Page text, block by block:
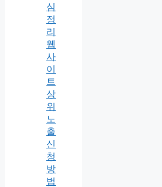
심
정
리
웹
사
이
트
상
위
노
출
신
청
방
법